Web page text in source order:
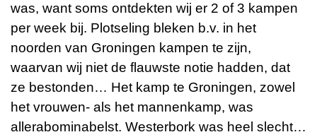
was, want soms ontdekten wij er 2 of 3 kampen
per week bij. Plotseling bleken b.v. in het
noorden van Groningen kampen te zijn,
waarvan wij niet de flauwste notie hadden, dat
ze bestonden… Het kamp te Groningen, zowel
het vrouwen- als het mannenkamp, was
allerabominabelst. Westerbork was heel slecht…